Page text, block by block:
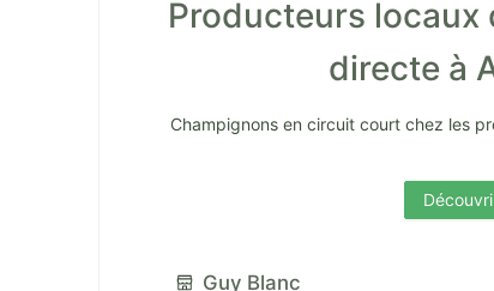
Producteurs locaux
directe à
Champignons en circuit court chez les
Guy Blanc